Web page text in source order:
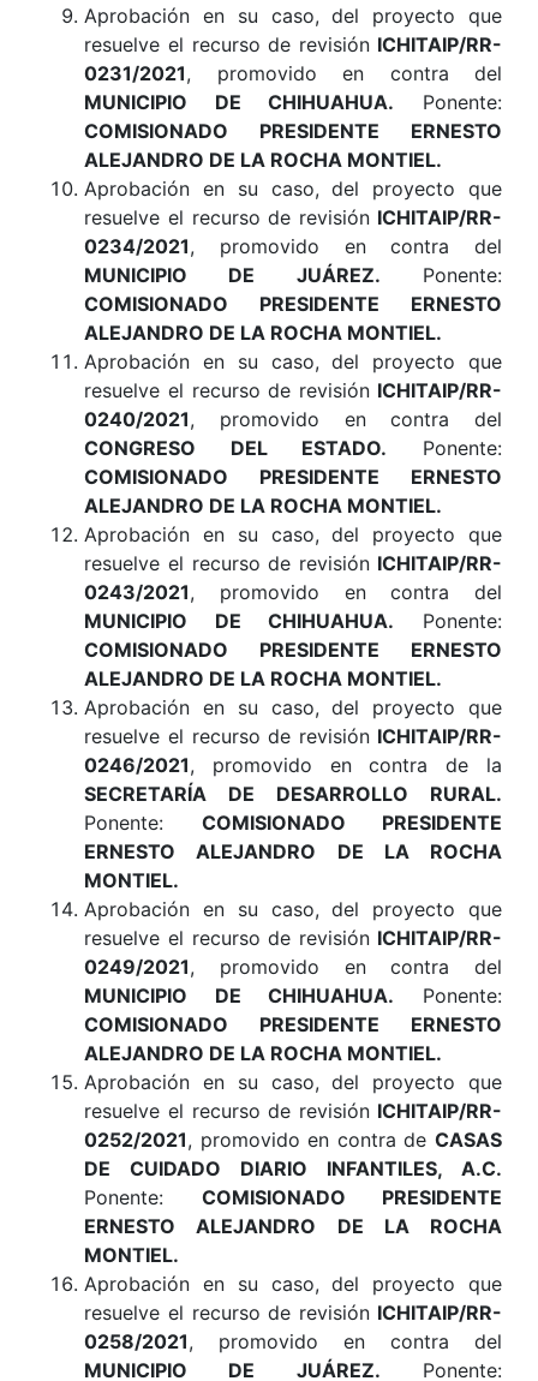
Aprobación en su caso, del proyecto que
resuelve el recurso de revisión ICHITAIP/RR-
0231/2021, promovido en contra del
MUNICIPIO DE CHIHUAHUA. Ponente:
COMISIONADO PRESIDENTE ERNESTO
ALEJANDRO DE LA ROCHA MONTIEL.
Aprobación en su caso, del proyecto que
resuelve el recurso de revisión ICHITAIP/RR-
0234/2021, promovido en contra del
MUNICIPIO DE JUÁREZ. Ponente:
COMISIONADO PRESIDENTE ERNESTO
ALEJANDRO DE LA ROCHA MONTIEL.
Aprobación en su caso, del proyecto que
resuelve el recurso de revisión ICHITAIP/RR-
0240/2021, promovido en contra del
CONGRESO DEL ESTADO. Ponente:
COMISIONADO PRESIDENTE ERNESTO
ALEJANDRO DE LA ROCHA MONTIEL.
Aprobación en su caso, del proyecto que
resuelve el recurso de revisión ICHITAIP/RR-
0243/2021, promovido en contra del
MUNICIPIO DE CHIHUAHUA. Ponente:
COMISIONADO PRESIDENTE ERNESTO
ALEJANDRO DE LA ROCHA MONTIEL.
Aprobación en su caso, del proyecto que
resuelve el recurso de revisión ICHITAIP/RR-
0246/2021, promovido en contra de la
SECRETARÍA DE DESARROLLO RURAL.
Ponente: COMISIONADO PRESIDENTE
ERNESTO ALEJANDRO DE LA ROCHA
MONTIEL.
Aprobación en su caso, del proyecto que
resuelve el recurso de revisión ICHITAIP/RR-
0249/2021, promovido en contra del
MUNICIPIO DE CHIHUAHUA. Ponente:
COMISIONADO PRESIDENTE ERNESTO
ALEJANDRO DE LA ROCHA MONTIEL.
Aprobación en su caso, del proyecto que
resuelve el recurso de revisión ICHITAIP/RR-
0252/2021, promovido en contra de CASAS
DE CUIDADO DIARIO INFANTILES, A.C.
Ponente: COMISIONADO PRESIDENTE
ERNESTO ALEJANDRO DE LA ROCHA
MONTIEL.
Aprobación en su caso, del proyecto que
resuelve el recurso de revisión ICHITAIP/RR-
0258/2021, promovido en contra del
MUNICIPIO DE JUÁREZ. Ponente: